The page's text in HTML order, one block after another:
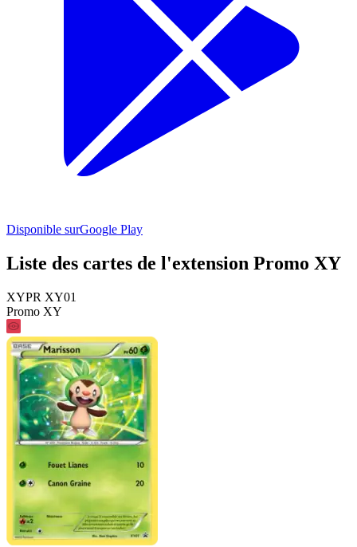
Disponible surGoogle Play
Liste des cartes de l'extension Promo XY
XYPR XY01
Promo XY